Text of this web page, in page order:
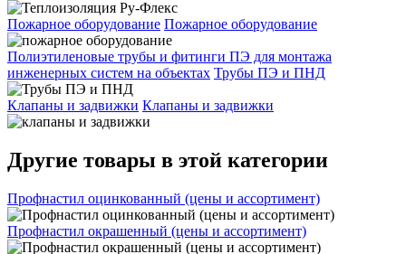
Пожарное оборудование Пожарное оборудование
Полиэтиленовые трубы и фитинги ПЭ для монтажа
инженерных систем на объектах Трубы ПЭ и ПНД
Клапаны и задвижки Клапаны и задвижки
Другие товары в этой категории
Профнастил оцинкованный (цены и ассортимент)
Профнастил окрашенный (цены и ассортимент)